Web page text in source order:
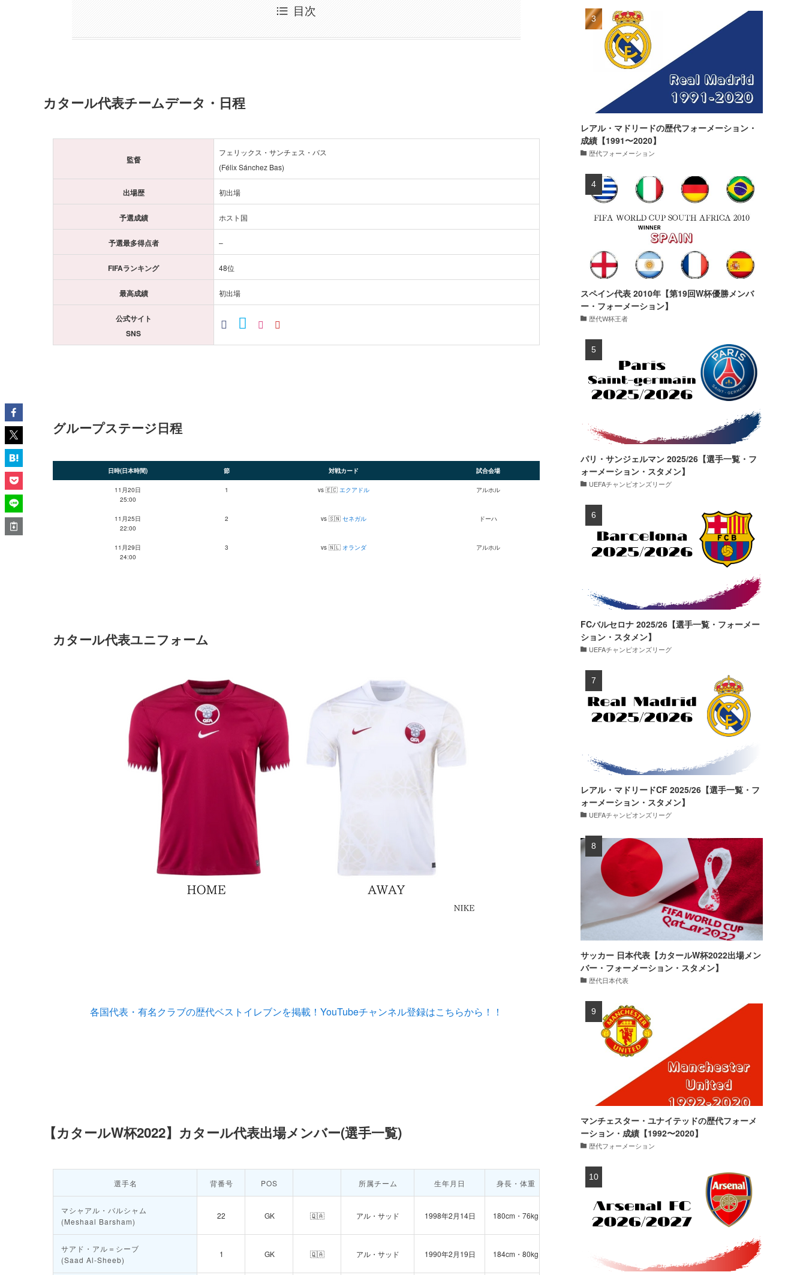
目次
カタール代表チームデータ・日程
監督
フェリックス・サンチェス・バス
(Félix Sánchez Bas)
出場歴 初出場
予選成績 ホスト国
予選最多得点者 –
FIFAランキング 48位
最高成績 初出場
公式サイト
SNS
グループステージ日程
日時(日本時間) 節 対戦カード 試合会場
11月20日
25:00
1 vs 🇪🇨 エクアドル アルホル
11月25日
22:00
2 vs 🇸🇳 セネガル ドーハ
11月29日
24:00
3 vs 🇳🇱 オランダ アルホル
カタール代表ユニフォーム
各国代表・有名クラブの歴代ベストイレブンを掲載！YouTubeチャンネル登録はこちらから！！
【カタールW杯2022】カタール代表出場メンバー(選手一覧)
選手名 背番号 POS 所属チーム 生年月日 身長・体重
マシャアル・バルシャム
(Meshaal Barsham)
22 GK 🇶🇦 アル・サッド 1998年2月14日 180cm・76kg 14試合・0得点
サアド・アル＝シーブ
(Saad Al-Sheeb)
1 GK 🇶🇦 アル・サッド 1990年2月19日 184cm・80kg
レアル・マドリードの歴代フォーメーション・
成績【1991〜2020】
歴代フォーメーション
スペイン代表 2010年【第19回W杯優勝メンバ
ー・フォーメーション】
歴代W杯王者
パリ・サンジェルマン 2025/26【選手一覧・フ
ォーメーション・スタメン】
UEFAチャンピオンズリーグ
FCバルセロナ 2025/26【選手一覧・フォーメー
ション・スタメン】
UEFAチャンピオンズリーグ
レアル・マドリードCF 2025/26【選手一覧・フ
ォーメーション・スタメン】
UEFAチャンピオンズリーグ
サッカー 日本代表【カタールW杯2022出場メン
バー・フォーメーション・スタメン】
歴代日本代表
マンチェスター・ユナイテッドの歴代フォーメ
ーション・成績【1992〜2020】
歴代フォーメーション